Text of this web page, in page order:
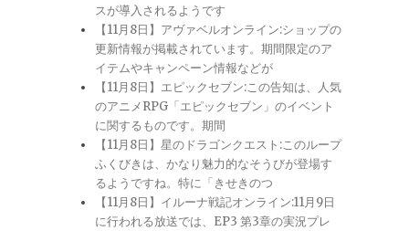
スが導入されるようです
【11月8日】アヴァベルオンライン:ショップの
更新情報が掲載されています。期間限定のア
イテムやキャンペーン情報などが
【11月8日】エピックセブン:この告知は、人気
のアニメRPG「エピックセブン」のイベント
に関するものです。期間
【11月8日】星のドラゴンクエスト:このループ
ふくびきは、かなり魅力的なそうびが登場す
るようですね。特に「きせきのつ
【11月8日】イルーナ戦記オンライン:11月9日
に行われる放送では、EP3 第3章の実況プレ